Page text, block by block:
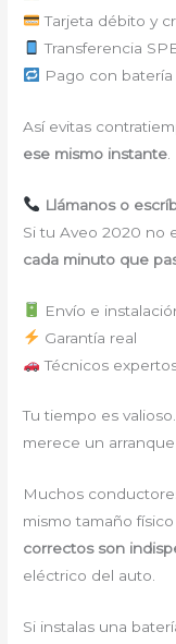
Tarjeta débito y
Transferencia
Pago con batería
Así evitas
ese mismo instante
Llámanos o
Si tu Aveo 2020 no
cada minuto que
Envío e
Garantía real
Técnicos
Tu tiempo es
merece un
Muchos
mismo tamaño
correctos son
eléctrico del auto.
Si instalas una